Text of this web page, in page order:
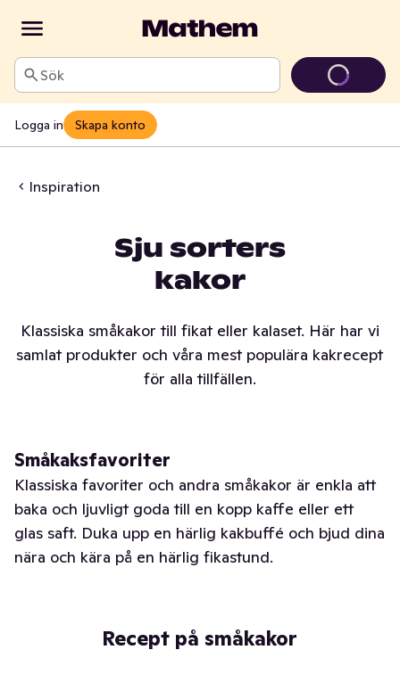
Sök
Logga in Skapa konto
Inspiration
Sju sorters
kakor
Klassiska småkakor till fikat eller kalaset. Här har vi
samlat produkter och våra mest populära kakrecept
för alla tillfällen.
Småkaksfavoriter
Klassiska favoriter och andra småkakor är enkla att
baka och ljuvligt goda till en kopp kaffe eller ett
glas saft. Duka upp en härlig kakbuffé och bjud dina
nära och kära på en härlig fikastund.
Recept på småkakor